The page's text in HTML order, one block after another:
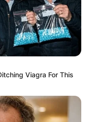
Viagra For This